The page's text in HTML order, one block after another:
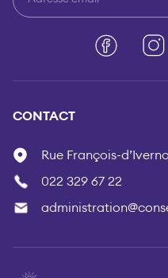
Facebook
CONTACT
Rue François-
022 329 67 22